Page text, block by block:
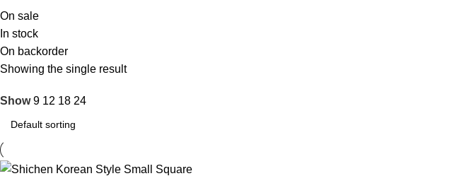
On sale
In stock
On backorder
Showing the single result
Show9 12 18 24